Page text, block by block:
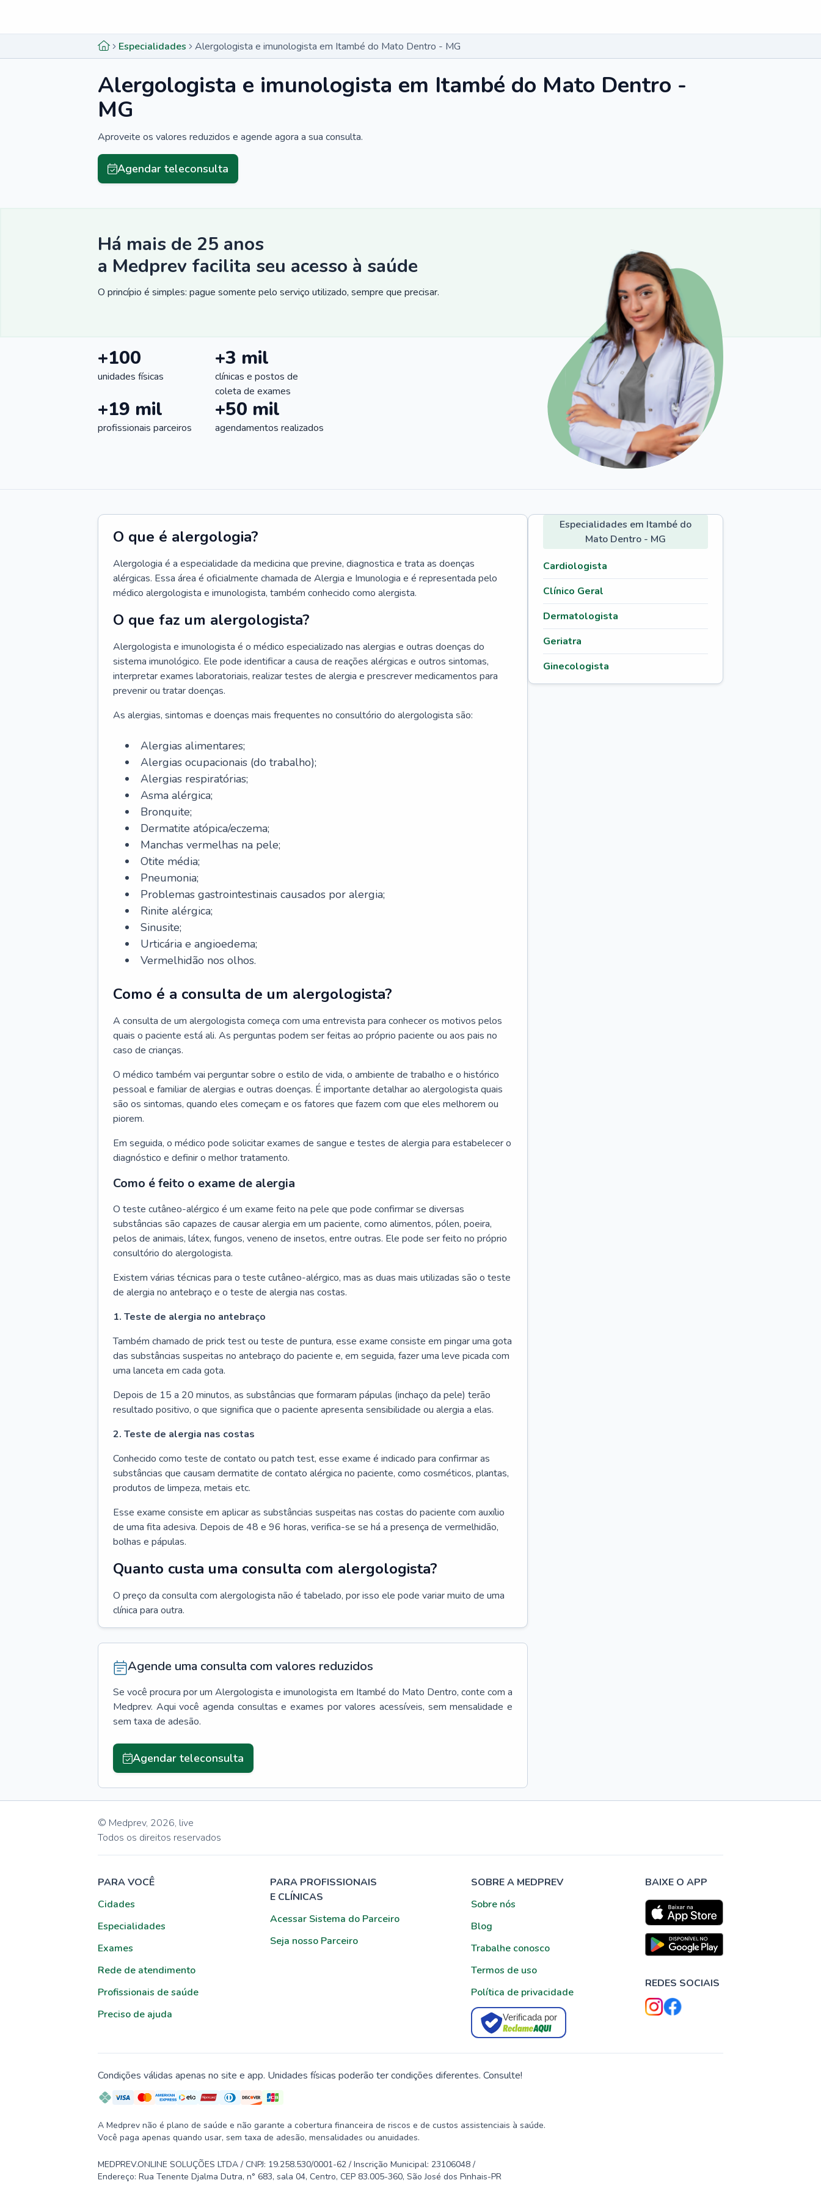
Especialidades Alergologista e imunologista em Itambé do Mato Dentro - MG
Alergologista e imunologista em Itambé do Mato Dentro -
MG
Aproveite os valores reduzidos e agende agora a sua consulta.
Agendar teleconsulta
Há mais de 25 anos
a Medprev facilita seu acesso à saúde
O princípio é simples: pague somente pelo serviço utilizado, sempre que precisar.
+100
unidades físicas
+3 mil
clínicas e postos de
coleta de exames
+19 mil
profissionais parceiros
+50 mil
agendamentos realizados
O que é alergologia?
Alergologia é a especialidade da medicina que previne, diagnostica e trata as doenças
alérgicas. Essa área é oficialmente chamada de Alergia e Imunologia e é representada pelo
médico alergologista e imunologista, também conhecido como alergista.
O que faz um alergologista?
Alergologista e imunologista é o médico especializado nas alergias e outras doenças do
sistema imunológico. Ele pode identificar a causa de reações alérgicas e outros sintomas,
interpretar exames laboratoriais, realizar testes de alergia e prescrever medicamentos para
prevenir ou tratar doenças.
As alergias, sintomas e doenças mais frequentes no consultório do alergologista são:
Alergias alimentares;
Alergias ocupacionais (do trabalho);
Alergias respiratórias;
Asma alérgica;
Bronquite;
Dermatite atópica/eczema;
Manchas vermelhas na pele;
Otite média;
Pneumonia;
Problemas gastrointestinais causados por alergia;
Rinite alérgica;
Sinusite;
Urticária e angioedema;
Vermelhidão nos olhos.
Como é a consulta de um alergologista?
A consulta de um alergologista começa com uma entrevista para conhecer os motivos pelos
quais o paciente está ali. As perguntas podem ser feitas ao próprio paciente ou aos pais no
caso de crianças.
O médico também vai perguntar sobre o estilo de vida, o ambiente de trabalho e o histórico
pessoal e familiar de alergias e outras doenças. É importante detalhar ao alergologista quais
são os sintomas, quando eles começam e os fatores que fazem com que eles melhorem ou
piorem.
Em seguida, o médico pode solicitar exames de sangue e testes de alergia para estabelecer o
diagnóstico e definir o melhor tratamento.
Como é feito o exame de alergia
O teste cutâneo-alérgico é um exame feito na pele que pode confirmar se diversas
substâncias são capazes de causar alergia em um paciente, como alimentos, pólen, poeira,
pelos de animais, látex, fungos, veneno de insetos, entre outras. Ele pode ser feito no próprio
consultório do alergologista.
Existem várias técnicas para o teste cutâneo-alérgico, mas as duas mais utilizadas são o teste
de alergia no antebraço e o teste de alergia nas costas.
1. Teste de alergia no antebraço
Também chamado de prick test ou teste de puntura, esse exame consiste em pingar uma gota
das substâncias suspeitas no antebraço do paciente e, em seguida, fazer uma leve picada com
uma lanceta em cada gota.
Depois de 15 a 20 minutos, as substâncias que formaram pápulas (inchaço da pele) terão
resultado positivo, o que significa que o paciente apresenta sensibilidade ou alergia a elas.
2. Teste de alergia nas costas
Conhecido como teste de contato ou patch test, esse exame é indicado para confirmar as
substâncias que causam dermatite de contato alérgica no paciente, como cosméticos, plantas,
produtos de limpeza, metais etc.
Esse exame consiste em aplicar as substâncias suspeitas nas costas do paciente com auxílio
de uma fita adesiva. Depois de 48 e 96 horas, verifica-se se há a presença de vermelhidão,
bolhas e pápulas.
Quanto custa uma consulta com alergologista?
O preço da consulta com alergologista não é tabelado, por isso ele pode variar muito de uma
clínica para outra.
Agende uma consulta com valores reduzidos
Se você procura por um Alergologista e imunologista em Itambé do Mato Dentro, conte com a
Medprev. Aqui você agenda consultas e exames por valores acessíveis, sem mensalidade e
sem taxa de adesão.
Agendar teleconsulta
Especialidades em Itambé do
Mato Dentro - MG
Cardiologista
Clínico Geral
Dermatologista
Geriatra
Ginecologista
© Medprev, 2026, live
Todos os direitos reservados
PARA VOCÊ
Cidades
Especialidades
Exames
Rede de atendimento
Profissionais de saúde
Preciso de ajuda
PARA PROFISSIONAIS
E CLÍNICAS
Acessar Sistema do Parceiro
Seja nosso Parceiro
SOBRE A MEDPREV
Sobre nós
Blog
Trabalhe conosco
Termos de uso
Política de privacidade
Verificada por
BAIXE O APP
REDES SOCIAIS
Condições válidas apenas no site e app. Unidades físicas poderão ter condições diferentes. Consulte!
A Medprev não é plano de saúde e não garante a cobertura financeira de riscos e de custos assistenciais à saúde.
Você paga apenas quando usar, sem taxa de adesão, mensalidades ou anuidades.
MEDPREV.ONLINE SOLUÇÕES LTDA / CNPJ: 19.258.530/0001-62 / Inscrição Municipal: 23106048 /
Endereço: Rua Tenente Djalma Dutra, n° 683, sala 04, Centro, CEP 83.005-360, São José dos Pinhais-PR